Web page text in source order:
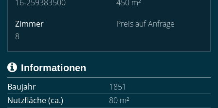
16-259383500
450 m²
Zimmer
8
Preis auf Anfrage
Informationen
Baujahr
1851
Nutzfläche (ca.)
80 m²